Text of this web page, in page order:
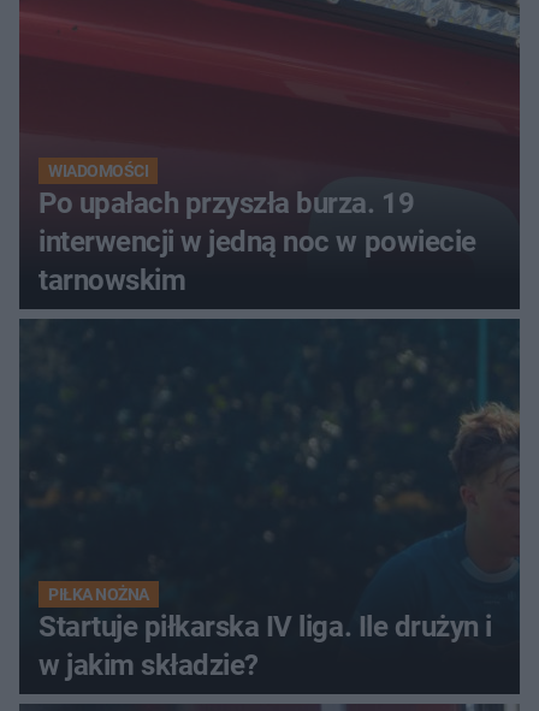
WIADOMOŚCI
Po upałach przyszła burza. 19
interwencji w jedną noc w powiecie
tarnowskim
PIŁKA NOŻNA
Startuje piłkarska IV liga. Ile drużyn i
w jakim składzie?